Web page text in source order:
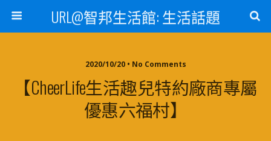
URL@智邦生活館: 生活話題
2020/10/20 • No Comments
【CheerLife生活趣兒特約廠商專屬
優惠六福村】